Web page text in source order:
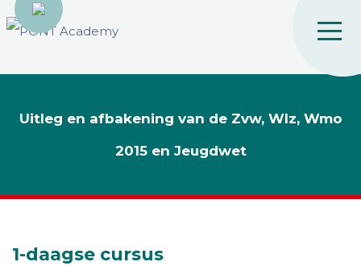
Uitleg en afbakening van de Zvw, Wlz, Wmo
2015 en Jeugdwet
1-daagse cursus